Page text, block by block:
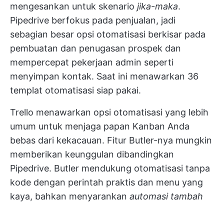
mengesankan untuk skenario jika-maka.
Pipedrive berfokus pada penjualan, jadi
sebagian besar opsi otomatisasi berkisar pada
pembuatan dan penugasan prospek dan
mempercepat pekerjaan admin seperti
menyimpan kontak. Saat ini menawarkan 36
templat otomatisasi siap pakai.
Trello menawarkan opsi otomatisasi yang lebih
umum untuk menjaga papan Kanban Anda
bebas dari kekacauan. Fitur Butler-nya mungkin
memberikan keunggulan dibandingkan
Pipedrive. Butler mendukung otomatisasi tanpa
kode dengan perintah praktis dan menu yang
kaya, bahkan menyarankan automasi tambah